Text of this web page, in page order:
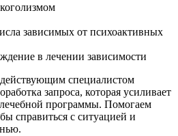
зависимых от психоактивных
в лечении зависимости
специалистом
запроса, которая усиливает
программы. Помогаем
справиться с ситуацией и